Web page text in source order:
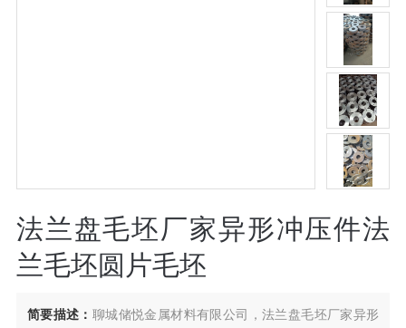
法兰盘毛坯厂家异形冲压件法
兰毛坯圆片毛坯
简要描述： 聊城储悦金属材料有限公司，法兰盘毛坯厂家异形